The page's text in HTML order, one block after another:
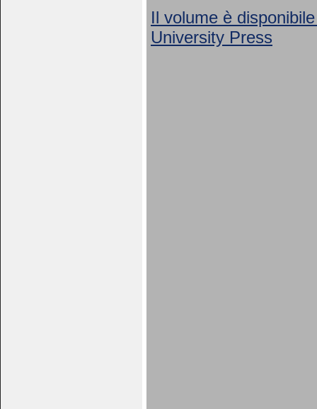
Il volume è
University Press